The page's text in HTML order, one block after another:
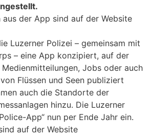
der App sind auf der Website
Luzerner Polizei – gemeinsam mit
– eine App konzipiert, auf der
Jobs oder auch
Flüssen und Seen publiziert
auch die Standorte der
hinzu. Die Luzerner
App“ nun per Ende Jahr ein.
auf der Website